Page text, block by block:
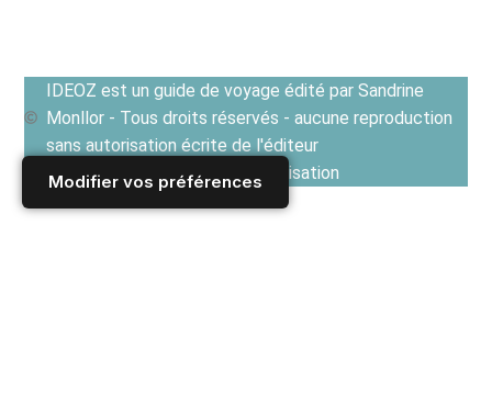
Modifier vos préférences
IDEOZ est un guide de voyage édité par Sandrine
Monllor - Tous droits réservés - aucune reproduction
sans autorisation écrite de l'éditeur
Voir les Conditions générales d'utilisation